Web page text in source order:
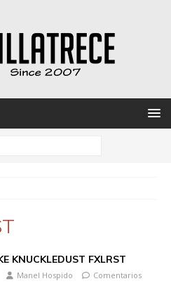
KNUCKLEDUST FXLRST
Manel Hospido
Comentarios